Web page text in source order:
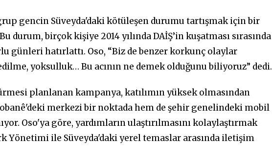
gencin Süveyda'daki kötüleşen durumu tartışmak için bir
durum, birçok kişiye 2014 yılında DAİŞ’in kuşatması sırasında
günleri hatırlattı. Oso, “Biz de benzer korkunç olaylar
yoksulluk… Bu acının ne demek olduğunu biliyoruz” dedi.
planlanan kampanya, katılımın yüksek olmasından
merkezi bir noktada hem de şehir genelindeki mobil
Oso'ya göre, yardımların ulaştırılmasını kolaylaştırmak
Yönetimi ile Süveyda'daki yerel temaslar arasında iletişim